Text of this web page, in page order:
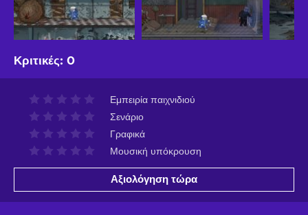
Κριτικές: 0
Εμπειρία παιχνιδιού
Σενάριο
Γραφικά
Μουσική υπόκρουση
Αξιολόγηση τώρα